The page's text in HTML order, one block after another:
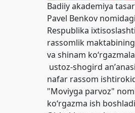
Badiiy akademiya
Pavel Benkov nomidagi
Respublika
rassomlik
va shinam
ustoz-shogird
nafar rassom
"Moviyga parvoz"
ko‘rgazma ish